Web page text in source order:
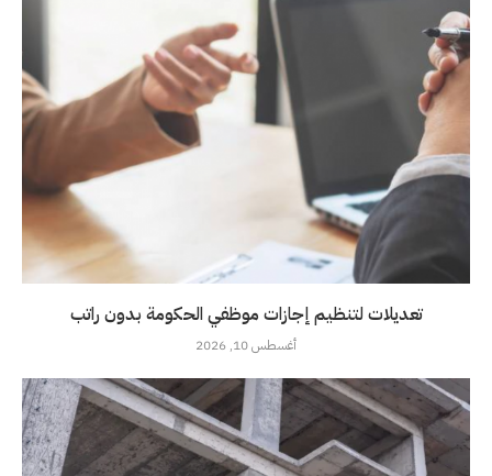
تعديلات لتنظيم إجازات موظفي الحكومة بدون راتب
أغسطس 10, 2026